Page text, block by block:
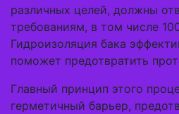
различных целей, должны
требованиям, в том числе
Гидроизоляция бака
поможет предотвратить
Главный принцип этого
герметичный барьер,